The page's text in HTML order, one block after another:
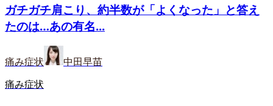
ガチガチ肩こり、約半数が「よくなった」と答え
たのは…あの有名...
痛み症状 中田早苗
痛み症状